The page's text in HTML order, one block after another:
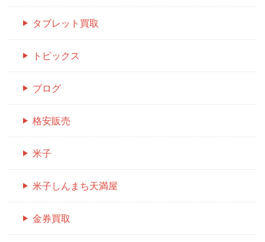
タブレット買取
トピックス
ブログ
格安販売
米子
米子しんまち天満屋
金券買取